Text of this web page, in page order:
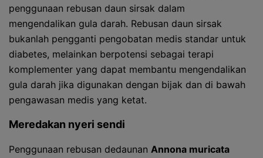
penggunaan rebusan daun sirsak dalam
mengendalikan gula darah. Rebusan daun sirsak
bukanlah pengganti pengobatan medis standar untuk
diabetes, melainkan berpotensi sebagai terapi
komplementer yang dapat membantu mengendalikan
gula darah jika digunakan dengan bijak dan di bawah
pengawasan medis yang ketat.
Meredakan nyeri sendi
Penggunaan rebusan dedaunan Annona muricata